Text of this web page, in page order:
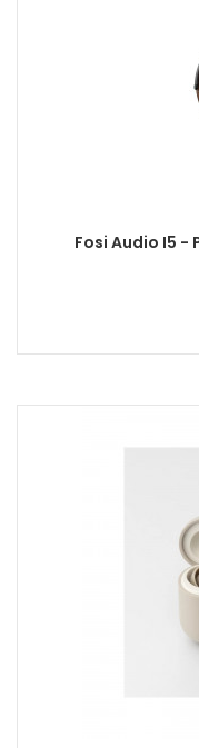
Fosi Audio I5 -